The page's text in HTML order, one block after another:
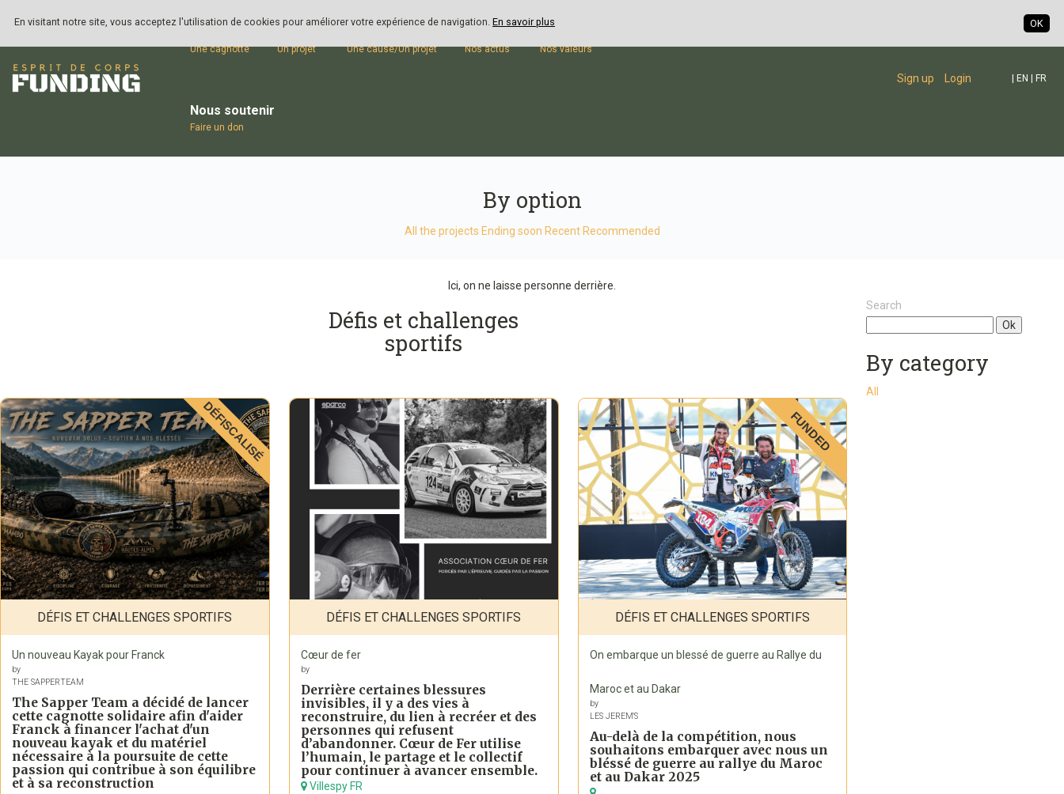
En visitant notre site, vous acceptez l'utilisation de cookies pour améliorer votre expérience de navigation. En savoir plus OK
Une cagnotte
Lancer
Un projet
Soutenir
Une cause/Un projet Nos actus
Présentation
Nos valeurs
Nous soutenir
Faire un don
Sign up Login EN FR
By option
All the projects Ending soon Recent Recommended
Ici, on ne laisse personne derrière.
Défis et challenges
sportifs
DÉFISCALISÉ
DÉFIS ET CHALLENGES SPORTIFS
Un nouveau Kayak pour Franck
by
THE SAPPERTEAM
The Sapper Team a décidé de lancer
cette cagnotte solidaire afin d'aider
Franck à financer l'achat d'un
nouveau kayak et du matériel
nécessaire à la poursuite de cette
passion qui contribue à son équilibre
et à sa reconstruction
DÉFIS ET CHALLENGES SPORTIFS
Cœur de fer
by
Derrière certaines blessures
invisibles, il y a des vies à
reconstruire, du lien à recréer et des
personnes qui refusent
d’abandonner. Cœur de Fer utilise
l’humain, le partage et le collectif
pour continuer à avancer ensemble.
Villespy FR
FUNDED
DÉFIS ET CHALLENGES SPORTIFS
On embarque un blessé de guerre au Rallye du
Maroc et au Dakar
by
LES JEREM'S
Au-delà de la compétition, nous
souhaitons embarquer avec nous un
bléssé de guerre au rallye du Maroc
et au Dakar 2025
Search
By category
All